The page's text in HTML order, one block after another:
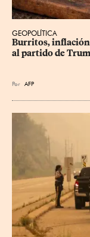
GEOPOLÍTICA
Burritos, inflación
al partido de
Por AFP